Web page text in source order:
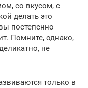
со вкусом, с
делать это
постепенно
Помните, однако,
не
только в